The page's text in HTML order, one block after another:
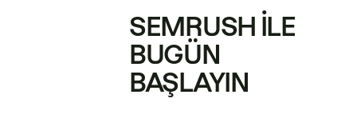
SEMRUSH ILE
BUGÜN
BAŞLAYIN